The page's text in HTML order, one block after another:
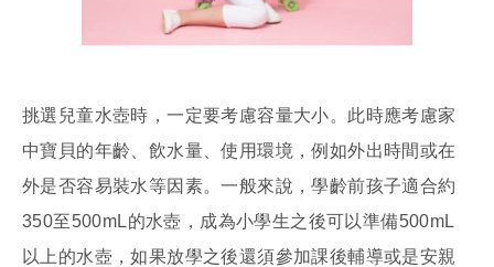
挑選兒童水壺時，一定要考慮容量大小。此時應考慮家
中寶貝的年齡、飲水量、使用環境，例如外出時間或在
外是否容易裝水等因素。一般來說，學齡前孩子適合約
350至500mL的水壺，成為小學生之後可以準備500mL
以上的水壺，如果放學之後還須參加課後輔導或是安親